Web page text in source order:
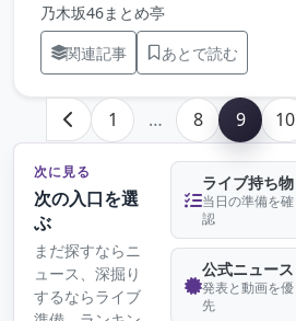
乃木坂46まとめ亭
関連記事
あとで読む
1 … 8 9 10
次に見る
次の入口を選
ぶ
まだ探すならニ
ュース、深掘り
するならライブ
ライブ持ち物
当日の準備を確
認
公式ニュース
発表と動画を優
先